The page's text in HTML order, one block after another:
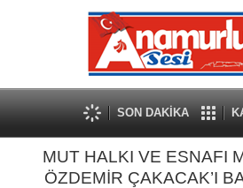
SON DAKİKA
MUT HALKI VE ESNAFI
ÖZDEMİR ÇAKACAK’I